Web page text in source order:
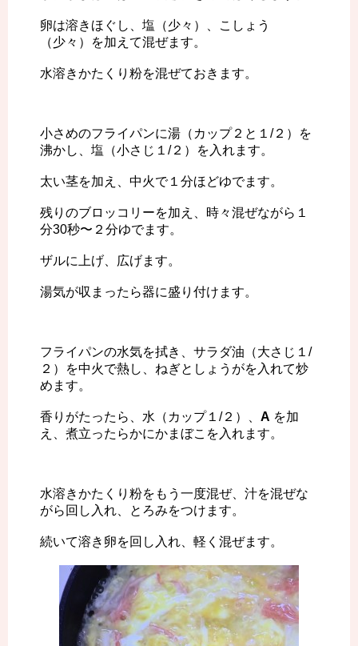
卵は溶きほぐし、塩（少々）、こしょう
（少々）を加えて混ぜます。
水溶きかたくり粉を混ぜておきます。
小さめのフライパンに湯（カップ２と１/２）を
沸かし、塩（小さじ１/２）を入れます。
太い茎を加え、中火で１分ほどゆでます。
残りのブロッコリーを加え、時々混ぜながら１
分30秒〜２分ゆでます。
ザルに上げ、広げます。
湯気が収まったら器に盛り付けます。
フライパンの水気を拭き、サラダ油（大さじ１/
２）を中火で熱し、ねぎとしょうがを入れて炒
めます。
香りがたったら、水（カップ１/２）、 A を加
え、煮立ったらかにかまぼこを入れます。
水溶きかたくり粉をもう一度混ぜ、汁を混ぜな
がら回し入れ、とろみをつけます。
続いて溶き卵を回し入れ、軽く混ぜます。